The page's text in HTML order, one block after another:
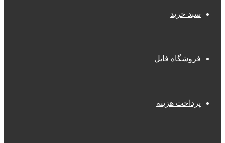
سبد خرید
فروشگاه فایل
پرداخت هزینه